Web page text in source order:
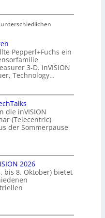
Pepperl+Fuchs ein
3-D. inVISION
Technology…
die inVISION
(Telecentric)
der Sommerpause
2026
bis 8. Oktober) bietet